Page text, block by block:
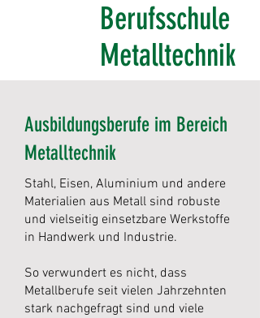
Berufsschule
Metalltechnik
Ausbildungsberufe im Bereich
Metalltechnik
Stahl, Eisen, Aluminium und andere
Materialien aus Metall sind robuste
und vielseitig einsetzbare Werkstoffe
in Handwerk und Industrie.
So verwundert es nicht, dass
Metallberufe seit vielen Jahrzehnten
stark nachgefragt sind und viele